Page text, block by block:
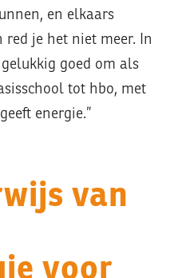
en elkaars
je het niet meer. In
goed om als
tot hbo, met
energie.”
van
voor